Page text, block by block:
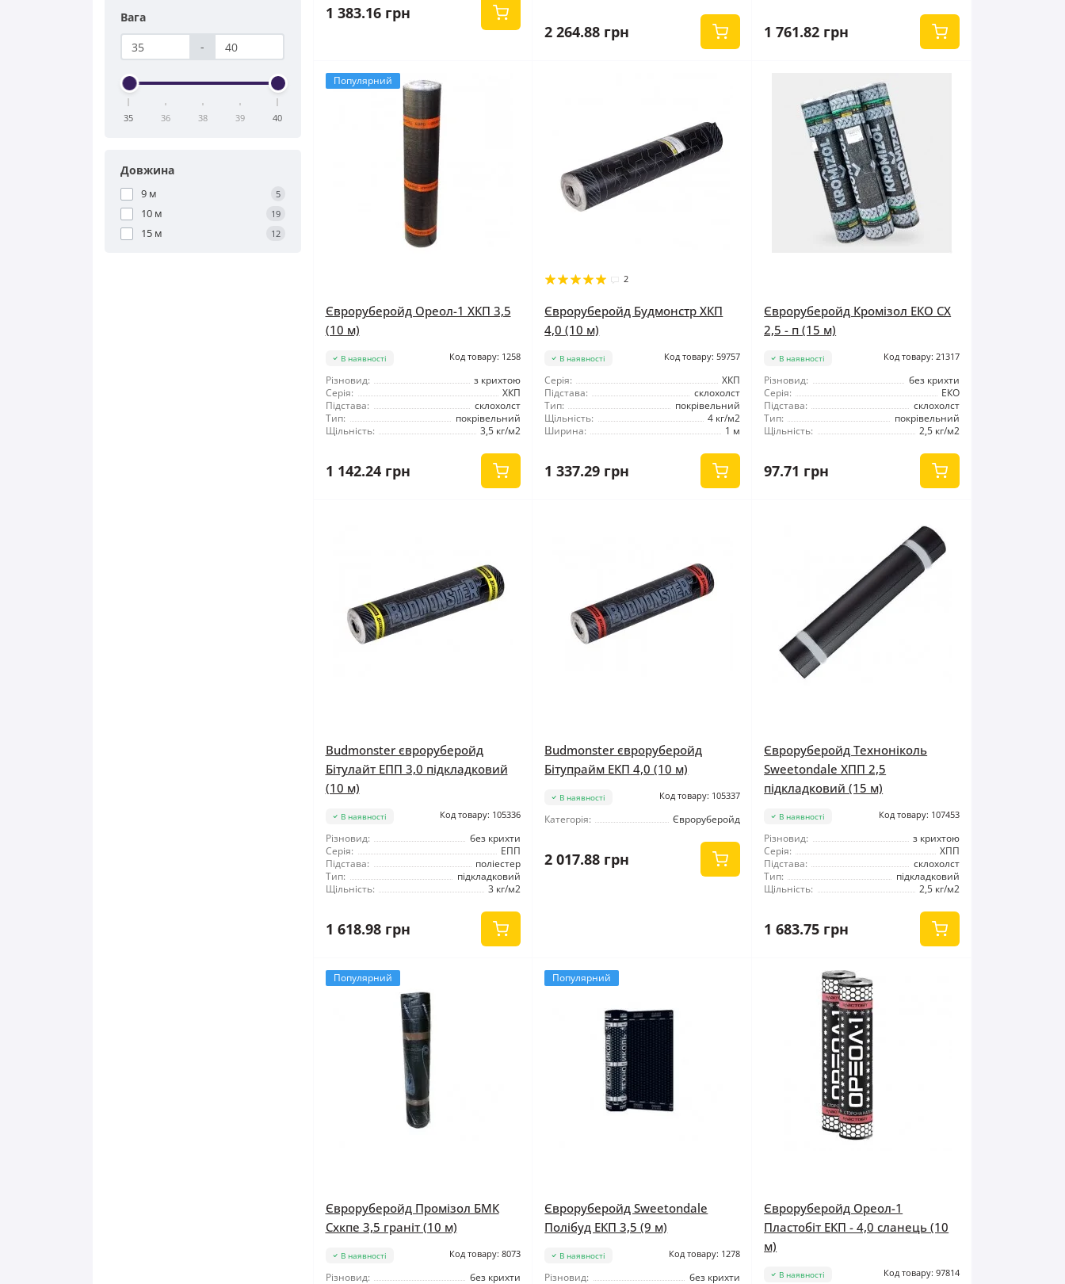
Вага
-
35 36 38 39 40
Довжина
9 м 5
10 м 19
15 м 12
1 383.16 грн
2 264.88 грн 1 761.82 грн
Популярний
Євроруберойд Ореол-1 ХКП 3,5
(10 м)
В наявності Код товару: 1258
Різновид:
з крихтою
Серія:
ХКП
Підстава:
склохолст
Тип:
покрівельний
Щільність:
3,5 кг/м2
1 142.24 грн
2
Євроруберойд Будмонстр ХКП
4,0 (10 м)
В наявності Код товару: 59757
Серія:
ХКП
Підстава:
склохолст
Тип:
покрівельний
Щільність:
4 кг/м2
Ширина:
1 м
1 337.29 грн
Євроруберойд Кромізол ЕКО СХ
2,5 - п (15 м)
В наявності Код товару: 21317
Різновид:
без крихти
Серія:
ЕКО
Підстава:
склохолст
Тип:
покрівельний
Щільність:
2,5 кг/м2
97.71 грн
Budmonster євроруберойд
Бітулайт ЕПП 3,0 підкладковий
(10 м)
В наявності Код товару: 105336
Різновид:
без крихти
Серія:
ЕПП
Підстава:
поліестер
Тип:
підкладковий
Щільність:
3 кг/м2
1 618.98 грн
Budmonster євроруберойд
Бітупрайм ЕКП 4,0 (10 м)
В наявності Код товару: 105337
Категорія: Євроруберойд
2 017.88 грн
Євроруберойд Техноніколь
Sweetondale ХПП 2,5
підкладковий (15 м)
В наявності Код товару: 107453
Різновид:
з крихтою
Серія:
ХПП
Підстава:
склохолст
Тип:
підкладковий
Щільність:
2,5 кг/м2
1 683.75 грн
Популярний
Євроруберойд Промізол БМК
Схкпе 3,5 граніт (10 м)
В наявності Код товару: 8073
Різновид:
без крихти
Популярний
Євроруберойд Sweetondale
Полібуд ЕКП 3,5 (9 м)
В наявності Код товару: 1278
Різновид:
без крихти
Євроруберойд Ореол-1
Пластобіт ЕКП - 4,0 сланець (10
м)
В наявності Код товару: 97814